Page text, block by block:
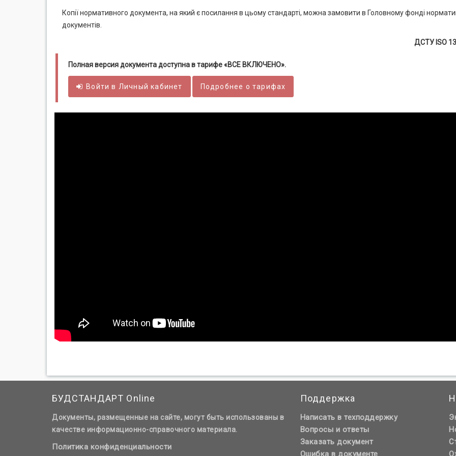
Копії нормативного документа, на який є посилання в цьому стандарті, можна замовити в Головному фонді
документів.
ДСТУ ISO
Полная версия документа доступна в тарифе «ВСЕ ВКЛЮЧЕНО».
Войти в Личный кабинет Подробнее о тарифах
БУДСТАНДАРТ Online
Документы, размещенные на сайте, могут быть использованы в
качестве информационно-справочного материала.
Политика конфиденциальности
Поддержка
Написать в техподдержку
Вопросы и ответы
Заказать документ
Ошибка в документе